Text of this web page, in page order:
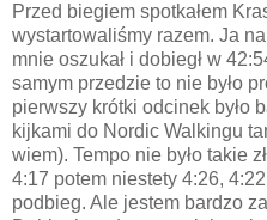
Przed biegiem spotkałem
wystartowaliśmy razem. Ja
mnie oszukał i dobiegł w
samym przedzie to nie było
pierwszy krótki odcinek było
kijkami do Nordic Walkingu
wiem). Tempo nie było takie
4:17 potem niestety 4:26,
podbieg. Ale jestem bardzo